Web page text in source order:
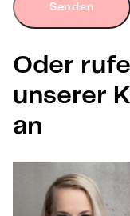
Senden
Oder
unserer
an